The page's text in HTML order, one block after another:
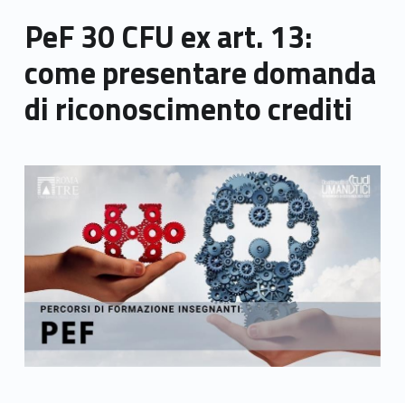
PeF 30 CFU ex art. 13:
come presentare domanda
di riconoscimento crediti
Link identifier archive #link-archive-thumb-soap-37575